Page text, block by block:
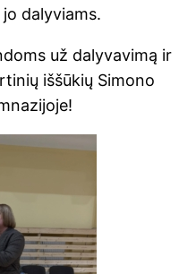
dalyviams.
už dalyvavimą ir
iššūkių Simono